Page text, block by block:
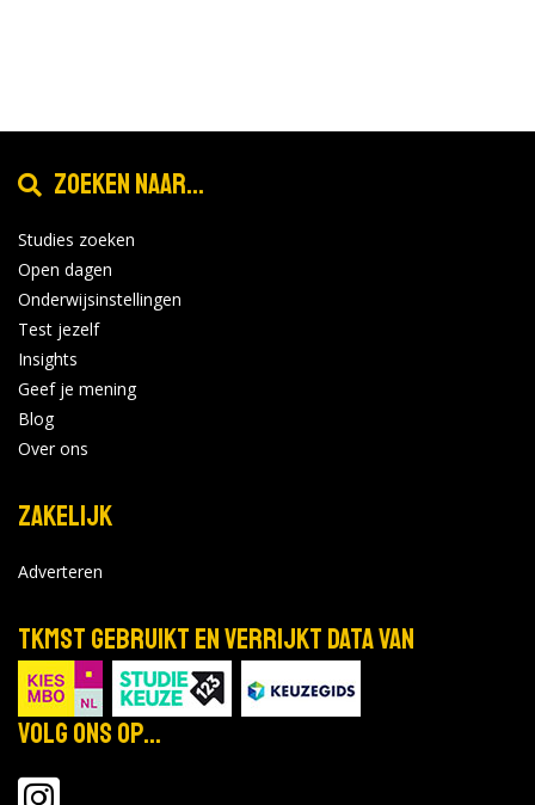
Zoeken naar...
Studies zoeken
Open dagen
Onderwijsinstellingen
Test jezelf
Insights
Geef je mening
Blog
Over ons
Zakelijk
Adverteren
TKMST gebruikt en verrijkt data van
Volg ons op...